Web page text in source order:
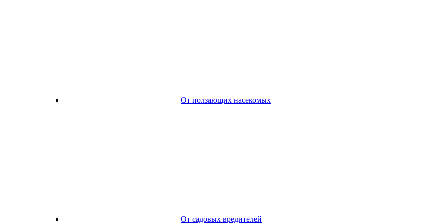
От ползающих насекомых
От садовых вредителей